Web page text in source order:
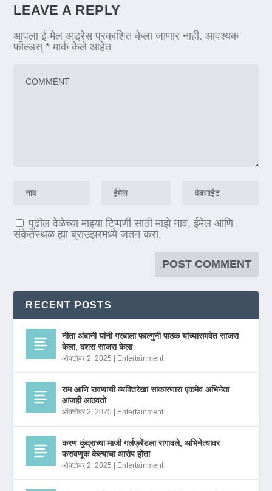
LEAVE A REPLY
आपला ई-मेल अड्रेस प्रकाशित केला जाणार नाही. आवश्यक
फील्डस्* मार्क केले आहेत
पुढील वेळेच्या माझ्या टिप्पणी साठी माझे नाव, ईमेल आणि
संकेतस्थळ ह्या ब्राउझरमध्ये जतन करा.
RECENT POSTS
नीता अंबानी यांनी गरबाला फाल्गुनी पाठक यांच्यासमवेत साजरा
केला, दशरा साजरा केला
ऑक्टोबर 2, 2025 Entertainment
राम आणि रावणाची व्यक्तिरेखा साकारणारा एकमेव अभिनेता
आजही आठवतो
ऑक्टोबर 2, 2025 Entertainment
करण कुंद्राच्या माजी गर्लफ्रेंडला रागावले, अभिनेत्यावर
फसवणूक केल्याचा आरोप होता
ऑक्टोबर 2, 2025 Entertainment